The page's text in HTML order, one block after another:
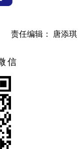
责任编辑： 唐添琪
信